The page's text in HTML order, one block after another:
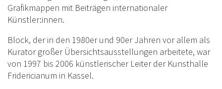
Grafikmappen mit Beiträgen internationaler
Künstler:innen.
Block, der in den 1980er und 90er Jahren vor allem als
Kurator großer Übersichtsausstellungen arbeitete, war
von 1997 bis 2006 künstlerischer Leiter der Kunsthalle
Fridericianum in Kassel.